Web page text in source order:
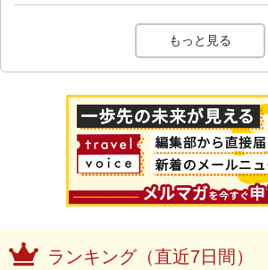
もっと見る
ランキング（直近7日間）